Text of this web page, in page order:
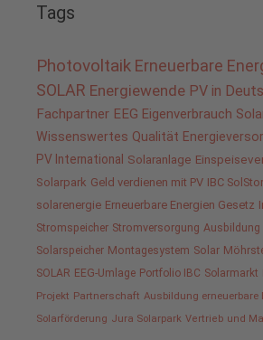
Tags
Photovoltaik Erneuerbare
SOLAR Energiewende PV in
Fachpartner EEG Eigenverbrauch
Wissenswertes Qualität
PV International Solaranlage
Solarpark Geld verdienen mit PV IBC
solarenergie Erneuerbare Energien Gesetz
Stromspeicher Stromversorgung Ausbildung
Solarspeicher Montagesystem Solar
SOLAR EEG-Umlage Portfolio IBC Solarmarkt
Projekt Partnerschaft Ausbildung erneuerbare
Solarförderung Jura Solarpark Vertrieb und